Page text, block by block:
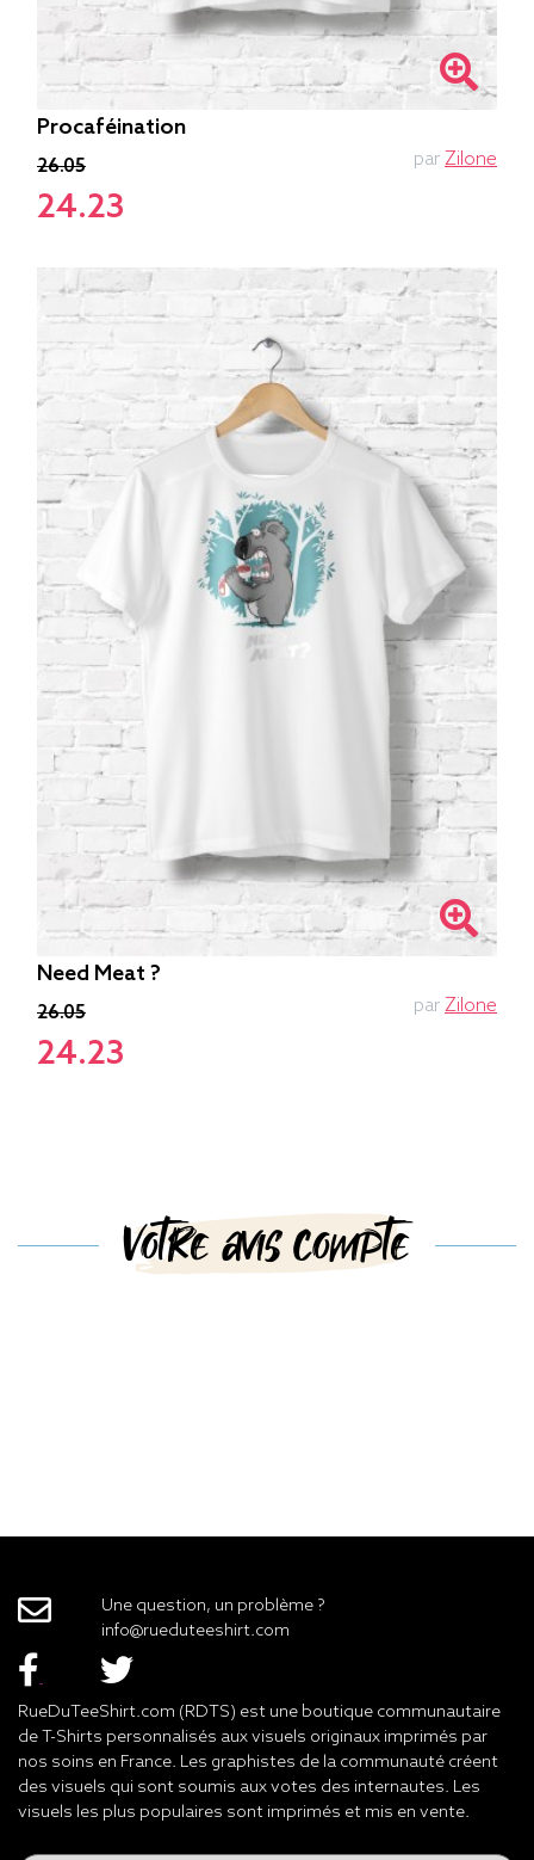
Procaféination
26.05
24.23
par Zilone
Need Meat ?
26.05
24.23
par Zilone
Votre avis compte
Une question, un problème ?
info@rueduteeshirt.com
RueDuTeeShirt.com (RDTS) est une boutique communautaire
de T-Shirts personnalisés aux visuels originaux imprimés par
nos soins en France. Les graphistes de la communauté créent
des visuels qui sont soumis aux votes des internautes. Les
visuels les plus populaires sont imprimés et mis en vente.